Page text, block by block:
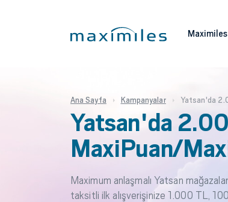
Maximiles
Ana Sayfa Kampanyalar Yatsan'da
Yatsan'da
MaxiPuan/
Maximum anlaşmalı Yatsan
taksitli ilk alışverişinize 1.000 TL,